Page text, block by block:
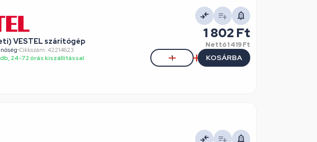
VESTEL szárítógép
•Cikkszám: 42214623
24-72 órás kiszállítással
1 802 Ft
Nettó1 419 Ft
KOSÁRBA